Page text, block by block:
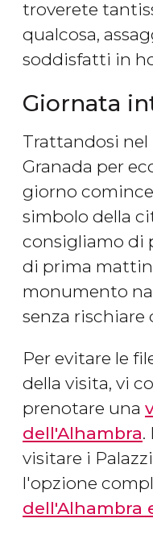
troverete
qualcosa,
soddisfatti in
Giornata
Trattandosi
Granada per
giorno
simbolo della
consigliamo di
di prima
monumento
senza rischiare
Per evitare le
della visita, vi
prenotare una
dell'Alhambra.
visitare i
l'opzione
dell'Alhambra